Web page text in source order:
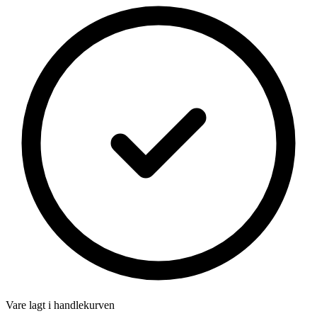
Vare lagt i handlekurven